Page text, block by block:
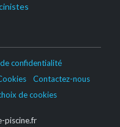
confidentialité
Contactez-nous
de cookies
piscine.fr